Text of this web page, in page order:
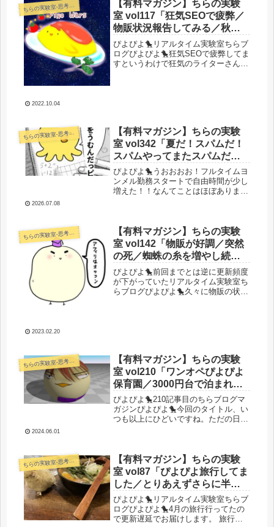
ちらの実験室-思考・失敗談・リアルタイム実況等を発信します-
【有料マガジン】ちらの実験
室 vol117「狂気SEOで疲弊／
物販状況報告してみる／秋の
サイト買収／kindle／放送大学
感想」
ぴよぴよ🐤リアルタイム実験室ちらブ
ログぴよぴよ🐤狂気SEOで疲弊してま
すというわけで狂気のライターさんた
2022.10.04
ちらの実験室-思考・失敗談・リアルタイム実況等を発信します-
【有料マガジン】ちらの実験
室 vol342「夏だ！スパムだ！
スパムやってまたスパムだあ
あああ！！！！うおおお
お！！！（）」
ぴよぴよ🐤うおおおお！フルタイムヨ
ンメル勤務スタートで自由時間が少し
増えた！！なんてことはほぼありませ
ひもニートなので助かってまーす！(
ﾟ...
2026.07.08
ちらの実験室-思考・失敗談・リアルタイム実況等を発信します-
【有料マガジン】ちらの実験
室 vol142「物販が好調／突然
の死／蜘蛛の糸を増やし続け
よう」
ぴよぴよ🐤前回までとは逆に更新頻度
が下がっていたリアルタイム実験室ち
らブログぴよぴよ🐤久々に物販の状況
2023.02.20
ちらの実験室-思考・失敗談・リアルタイム実況等を発信します-
【有料マガジン】ちらの実験
室 vol210「ワンオペぴよぴよ
保育園／3000円台で泊まれる
広々マル秘お部屋情報をシェ
ア／うまうまラーメン屋さん
／アフィリエイト？オワコン
ぴよぴよ🐤210記事目のちらブログマ
ガジンぴよぴよ🐤今回のタイトル、い
つも以上にひどいですね。ただの日常
のブログです。それではいきましょ
う...
2024.06.01
ちらの実験室-思考・失敗談・リアルタイム実況等を発信します-
【有料マガジン】ちらの実験
室 vol87「ぴよぴよ旅行してま
した／とりあえずさらに半年
ドン／あ、あれキャンペーン
してました」
ぴよぴよ🐤リアルタイム実験室ちらブ
ログぴよぴよ🐤4月の旅行行ってたの
で更新遅延でお届けします。 旅行の